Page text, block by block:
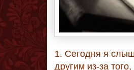
1. Сегодня я
другим из-за